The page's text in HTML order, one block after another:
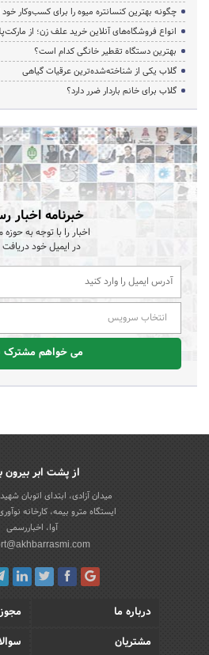
چگونه بهترین کنسانتره میوه را برای کسب‌وکار
انواع فروشگاه‌های آنلاین خرید علف زن؛ از
بهترین دستگاه تقطیر خانگی کدام است؟
گلاب یکی از شناخته‌شده‌ترین عرقیات گیاهی
گلاب برای خانم باردار ضرر دارد؟
خبرنامه اخبار
اخبار را با توجه به حوزه
در ایمیل خود دریافت
انتخاب سرویس
می خواهم
از پشت ابر بیرون
میدان آزادی، ابتدای اتوبان
ایستگاه مترو بیمه، کارخانه
آوا، اخباررسمی
درباره ما
مشتریان